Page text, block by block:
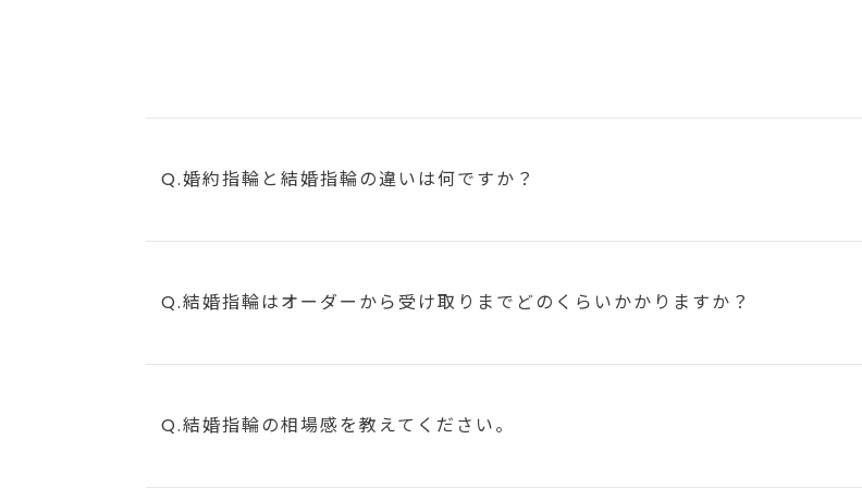
Q.婚約指輪と結婚指輪の違いは何ですか？
Q.結婚指輪はオーダーから受け取りまで どのくらいかかりますか？
Q.結婚指輪の相場感を教えてください。